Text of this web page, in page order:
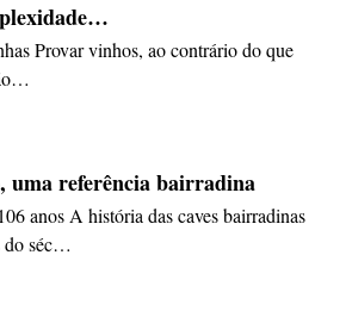
Provar vinhos, ao contrário do que
uma referência bairradina
anos A história das caves bairradinas
do séc…